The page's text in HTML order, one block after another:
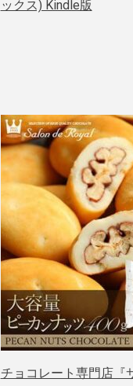
ックス) Kindle版
チョコレート専門店『